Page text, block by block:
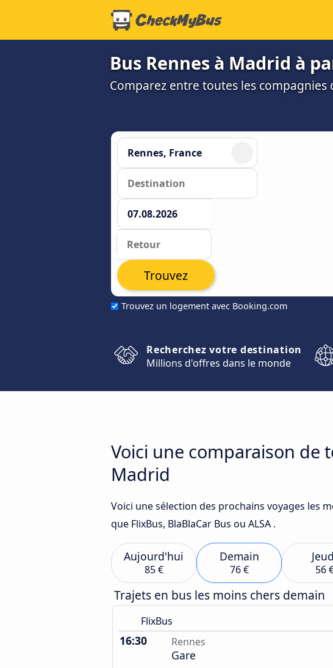
Bus Rennes à Madrid à
Comparez entre toutes les
Trouvez un logement avec Booking.com
Trouvez
Recherchez votre destination
Millions d'offres dans le monde
Voici une comparaison de
Madrid
Voici une sélection des prochains voyages les
que FlixBus, BlaBlaCar Bus ou ALSA .
Aujourd'hui
85 €
Demain
76 € 56
Trajets en bus les moins chers demain
FlixBus
16:30 Rennes
Gare